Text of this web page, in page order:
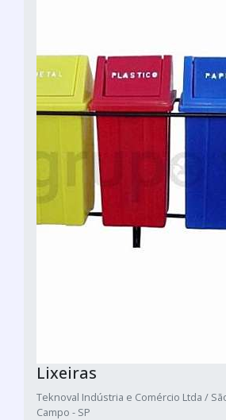
Lixeiras
Teknoval Indústria e Comércio Ltda /
Campo - SP